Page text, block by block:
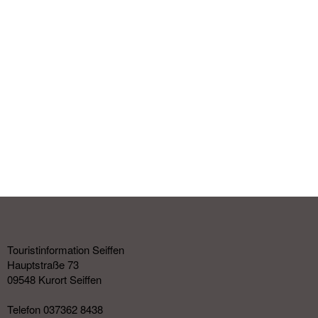
Touristinformation Seiffen
Hauptstraße 73
09548 Kurort Seiffen
Telefon 037362 8438